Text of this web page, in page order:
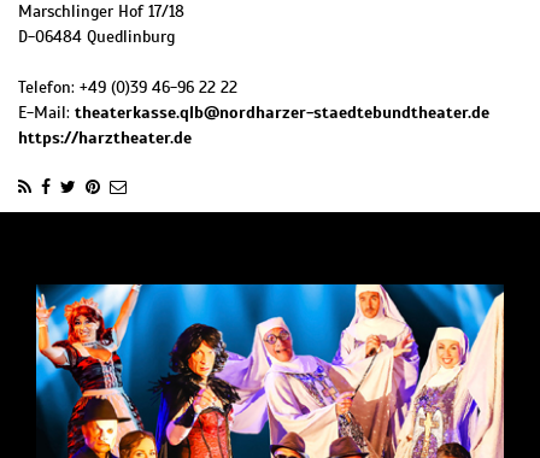
Marschlinger Hof 17/18
D-06484 Quedlinburg
Telefon: +49 (0)39 46-96 22 22
E-Mail: theaterkasse.qlb@nordharzer-staedtebundtheater.de
https://harztheater.de